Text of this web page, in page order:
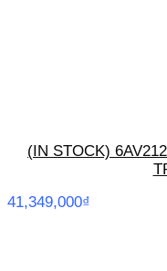
(IN STOCK)
41,349,000₫